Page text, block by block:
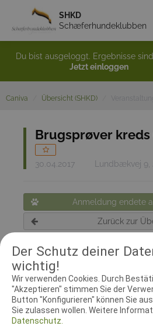
Der Schutz deiner
wichtig!
Wir verwenden Cookies. Durch
"Akzeptieren" stimmen Sie der
Button "Konfigurieren" können Sie
Sie zulassen wollen. Weitere
Datenschutz.
SHKD
Schæferhundeklubben
Du bist ausgeloggt. Ergebnisse
Jetzt einloggen
Caniva Übersicht (SHKD)
Brugsprøver
30.04.2017 Lundbækvej
Anmeldung endete
Zurück zur
RICHTER UND HELFER
Leistungsrichter
Leistungsrichter